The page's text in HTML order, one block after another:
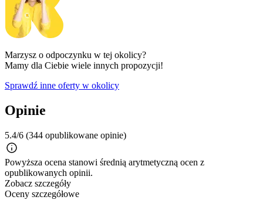
Marzysz o odpoczynku w tej okolicy?
Mamy dla Ciebie wiele innych propozycji!
Sprawdź inne oferty w okolicy
Opinie
5.4/6 (344 opublikowane opinie)
Powyższa ocena stanowi średnią arytmetyczną ocen z
opublikowanych opinii.
Zobacz szczegóły
Oceny szczegółowe